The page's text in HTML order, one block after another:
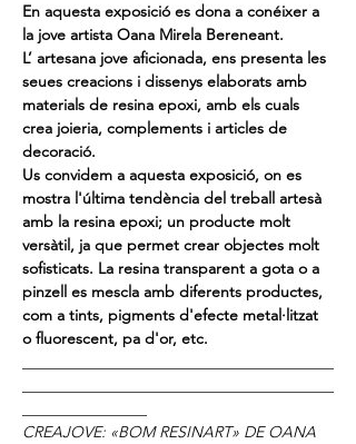
En aquesta exposició es dona a conéixer a
la jove artista Oana Mirela Bereneant.
L’ artesana jove aficionada, ens presenta les
seues creacions i dissenys elaborats amb
materials de resina epoxi, amb els cuals
crea joieria, complements i articles de
decoració.
Us convidem a aquesta exposició, on es
mostra l'última tendència del treball artesà
amb la resina epoxi; un producte molt
versàtil, ja que permet crear objectes molt
sofisticats. La resina transparent a gota o a
pinzell es mescla amb diferents productes,
com a tints, pigments d'efecte metal·litzat
o fluorescent, pa d'or, etc.
CREAJOVE: «BOM RESINART» DE OANA